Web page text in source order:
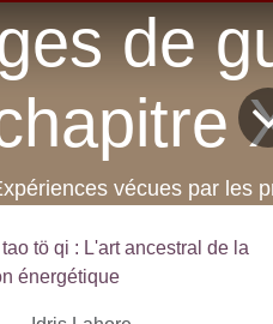
de
chapitre
vécues par les
tö qi : L'art ancestral de la
énergétique